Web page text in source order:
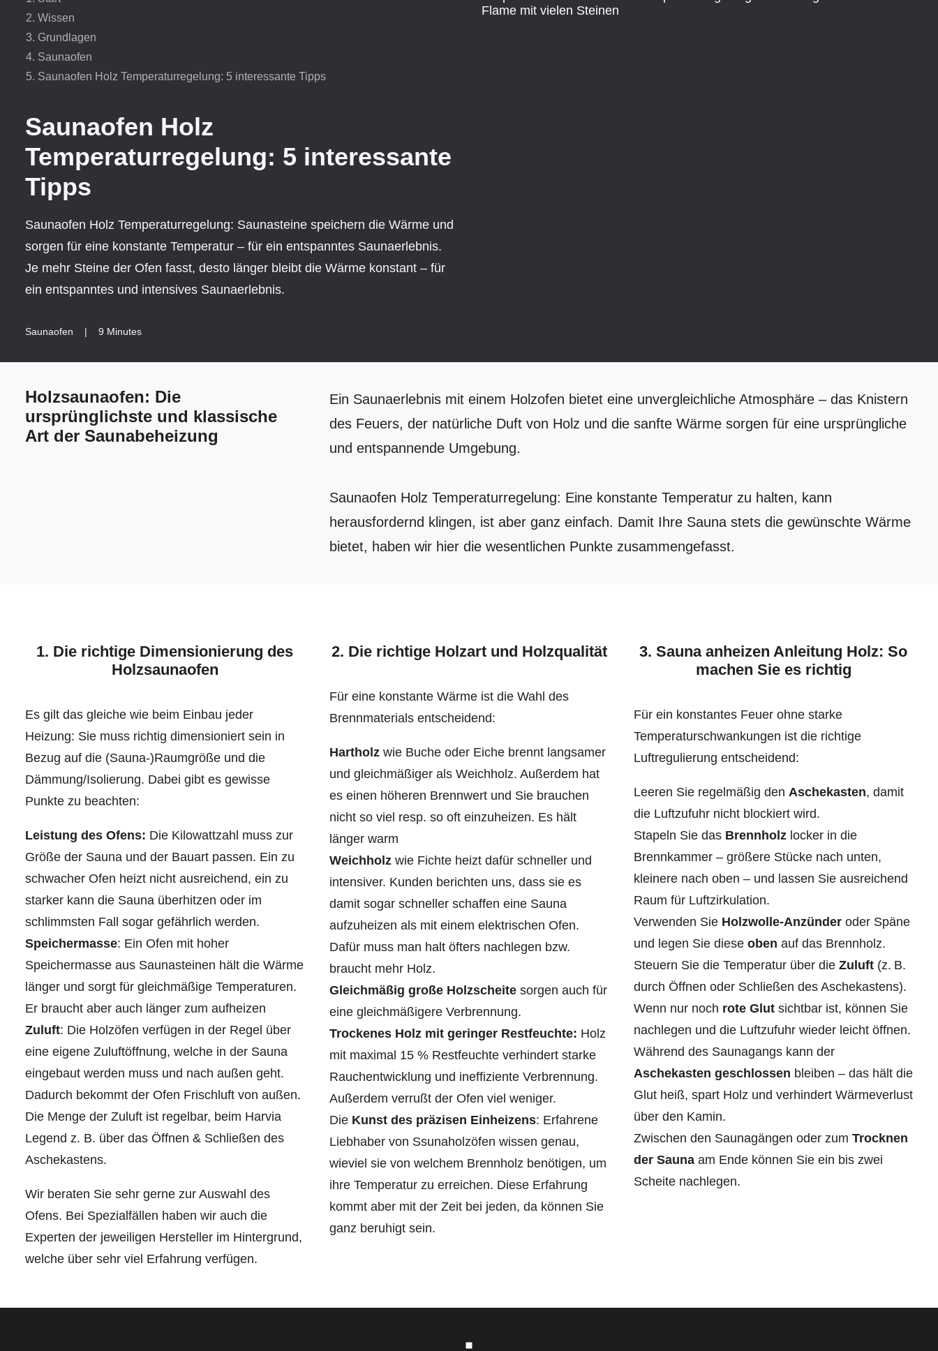
Wissen
Grundlagen
Saunaofen
Saunaofen Holz Temperaturregelung: 5 interessante Tipps
Saunaofen Holz
Temperaturregelung: 5 interessante
Tipps
Saunaofen Holz Temperaturregelung: Saunasteine speichern die Wärme und
sorgen für eine konstante Temperatur – für ein entspanntes Saunaerlebnis.
Je mehr Steine der Ofen fasst, desto länger bleibt die Wärme konstant – für
ein entspanntes und intensives Saunaerlebnis.
Saunaofen | 9 Minutes
Holzsaunaofen: Die
ursprünglichste und klassische
Art der Saunabeheizung
Ein Saunaerlebnis mit einem Holzofen bietet eine unvergleichliche Atmosphäre – das Knistern
des Feuers, der natürliche Duft von Holz und die sanfte Wärme sorgen für eine ursprüngliche
und entspannende Umgebung.
Saunaofen Holz Temperaturregelung: Eine konstante Temperatur zu halten, kann
herausfordernd klingen, ist aber ganz einfach. Damit Ihre Sauna stets die gewünschte Wärme
bietet, haben wir hier die wesentlichen Punkte zusammengefasst.
1. Die richtige Dimensionierung des
Holzsaunaofen
Es gilt das gleiche wie beim Einbau jeder
Heizung: Sie muss richtig dimensioniert sein in
Bezug auf die (Sauna-)Raumgröße und die
Dämmung/Isolierung. Dabei gibt es gewisse
Punkte zu beachten:
Leistung des Ofens: Die Kilowattzahl muss zur
Größe der Sauna und der Bauart passen. Ein zu
schwacher Ofen heizt nicht ausreichend, ein zu
starker kann die Sauna überhitzen oder im
schlimmsten Fall sogar gefährlich werden.
Speichermasse: Ein Ofen mit hoher
Speichermasse aus Saunasteinen hält die Wärme
länger und sorgt für gleichmäßige Temperaturen.
Er braucht aber auch länger zum aufheizen
Zuluft: Die Holzöfen verfügen in der Regel über
eine eigene Zuluftöffnung, welche in der Sauna
eingebaut werden muss und nach außen geht.
Dadurch bekommt der Ofen Frischluft von außen.
Die Menge der Zuluft ist regelbar, beim Harvia
Legend z. B. über das Öffnen & Schließen des
Aschekastens.
Wir beraten Sie sehr gerne zur Auswahl des
Ofens. Bei Spezialfällen haben wir auch die
Experten der jeweiligen Hersteller im Hintergrund,
welche über sehr viel Erfahrung verfügen.
2. Die richtige Holzart und Holzqualität
Für eine konstante Wärme ist die Wahl des
Brennmaterials entscheidend:
Hartholz wie Buche oder Eiche brennt langsamer
und gleichmäßiger als Weichholz. Außerdem hat
es einen höheren Brennwert und Sie brauchen
nicht so viel resp. so oft einzuheizen. Es hält
länger warm
Weichholz wie Fichte heizt dafür schneller und
intensiver. Kunden berichten uns, dass sie es
damit sogar schneller schaffen eine Sauna
aufzuheizen als mit einem elektrischen Ofen.
Dafür muss man halt öfters nachlegen bzw.
braucht mehr Holz.
Gleichmäßig große Holzscheite sorgen auch für
eine gleichmäßigere Verbrennung.
Trockenes Holz mit geringer Restfeuchte: Holz
mit maximal 15 % Restfeuchte verhindert starke
Rauchentwicklung und ineffiziente Verbrennung.
Außerdem verrußt der Ofen viel weniger.
Die Kunst des präzisen Einheizens: Erfahrene
Liebhaber von Ssunaholzöfen wissen genau,
wieviel sie von welchem Brennholz benötigen, um
ihre Temperatur zu erreichen. Diese Erfahrung
kommt aber mit der Zeit bei jeden, da können Sie
ganz beruhigt sein.
3. Sauna anheizen Anleitung Holz: So
machen Sie es richtig
Für ein konstantes Feuer ohne starke
Temperaturschwankungen ist die richtige
Luftregulierung entscheidend:
Leeren Sie regelmäßig den Aschekasten, damit
die Luftzufuhr nicht blockiert wird.
Stapeln Sie das Brennholz locker in die
Brennkammer – größere Stücke nach unten,
kleinere nach oben – und lassen Sie ausreichend
Raum für Luftzirkulation.
Verwenden Sie Holzwolle-Anzünder oder Späne
und legen Sie diese oben auf das Brennholz.
Steuern Sie die Temperatur über die Zuluft (z. B.
durch Öffnen oder Schließen des Aschekastens).
Wenn nur noch rote Glut sichtbar ist, können Sie
nachlegen und die Luftzufuhr wieder leicht öffnen.
Während des Saunagangs kann der
Aschekasten geschlossen bleiben – das hält die
Glut heiß, spart Holz und verhindert Wärmeverlust
über den Kamin.
Zwischen den Saunagängen oder zum Trocknen
der Sauna am Ende können Sie ein bis zwei
Scheite nachlegen.